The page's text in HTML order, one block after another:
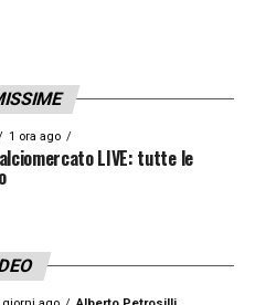
Mané, ex
ha avuto
ulteriormente il
un calcio di rigore.
Nassr ha mostrato
1 ora ago
LIVE: tutte le